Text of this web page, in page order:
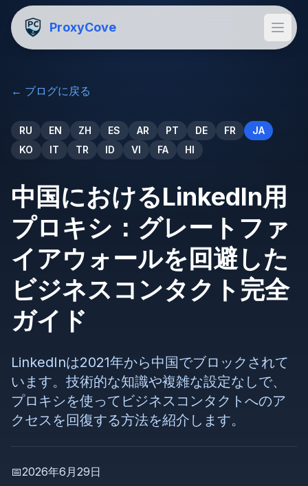
ProxyCove
← ブログに戻る
RU EN ZH ES AR PT DE FR
JA
KO
IT TR ID VI FA HI
中国におけるLinkedIn用
プロキシ：グレートファ
イアウォールを回避した
ビジネスコンタクト完全
ガイド
LinkedInは2021年から中国でブロックされて
います。技術的な知識や複雑な設定なしで、
プロキシを使ってビジネスコンタクトへのア
クセスを回復する方法を紹介します。
📅2026年6月29日